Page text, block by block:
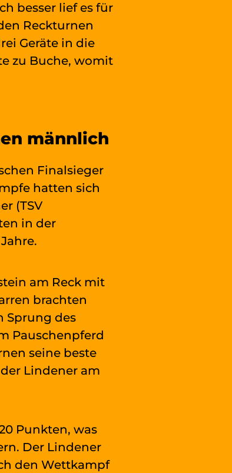
besser lief es für
Reckturnen
Geräte in die
zu Buche, womit
männlich
Finalsieger
hatten sich
(TSV
in der
am Reck mit
brachten
Sprung des
Pauschenpferd
seine beste
Lindener am
Punkten, was
Der Lindener
den Wettkampf